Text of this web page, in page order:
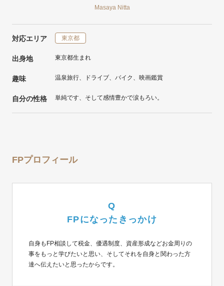
Masaya Nitta
対応エリア 東京都
出身地 東京都生まれ
趣味 温泉旅行、ドライブ、バイク、映画鑑賞
自分の性格 単純です、そして感情豊かで涙もろい。
FPプロフィール
Q
FPになったきっかけ
自身もFP相談して税金、優遇制度、資産形成などお金周りの
事をもっと学びたいと思い、そしてそれを自身と関わった方
達へ伝えたいと思ったからです。